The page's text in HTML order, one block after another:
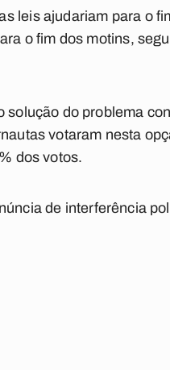
leis ajudariam para o
o fim dos motins,
solução do problema
votaram nesta
dos votos.
de interferência